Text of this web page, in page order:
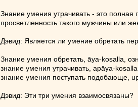
Знание умения утрачивать - это полная
просветленность такого мужчины или
Дэвид: Является ли умение обретать
Знание умения обретать, āya-kosalla,
знание умения утрачивать, apāya-
знание умения поступать подобающе,
Дэвид: Эти три умения взаимосвязаны?